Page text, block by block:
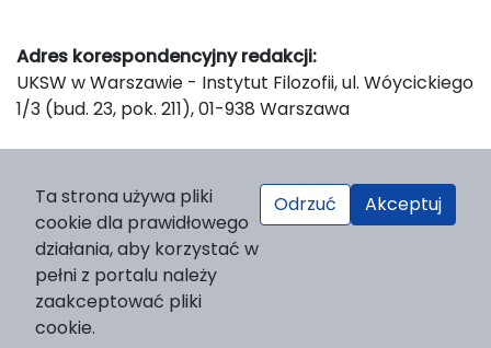
Adres korespondencyjny redakcji:
UKSW w Warszawie - Instytut Filozofii, ul. Wóycickiego
1/3 (bud. 23, pok. 211), 01-938 Warszawa
Wydawnictwo Naukowe UKSW, ul. Dewajtis 5, domek
nr 2, 01-815 Warszawa
Strona WWW Wydawnictwa
e-mail: wydawnictwo@uksw.edu.pl
Ta strona używa pliki
cookie dla prawidłowego
działania, aby korzystać w
pełni z portalu należy
zaakceptować pliki
cookie.
Odrzuć Akceptuj